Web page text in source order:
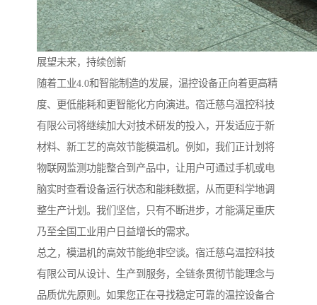
展望未来，持续创新
随着工业4.0和智能制造的发展，温控设备正向着更高精
度、更低能耗和更智能化方向演进。宿迁慈乌温控科技
有限公司将继续加大对技术研发的投入，开发适应于新
材料、新工艺的高效节能模温机。例如，我们正计划将
物联网监测功能整合到产品中，让用户可通过手机或电
脑实时查看设备运行状态和能耗数据，从而更科学地调
整生产计划。我们坚信，只有不断进步，才能满足重庆
乃至全国工业用户日益增长的需求。
总之，模温机的高效节能绝非空谈。宿迁慈乌温控科技
有限公司从设计、生产到服务，全链条贯彻节能理念与
品质优先原则。如果您正在寻找稳定可靠的温控设备合